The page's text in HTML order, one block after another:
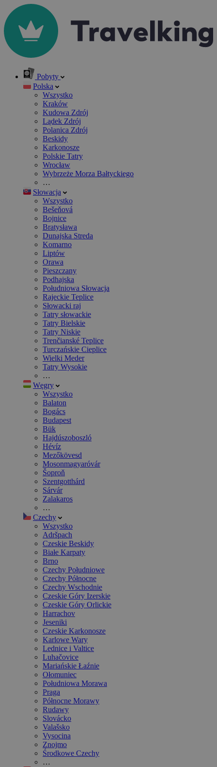
Pobyty
Polska
Wszystko
Kraków
Kudowa Zdrój
Lądek Zdrój
Polanica Zdrój
Beskidy
Karkonosze
Polskie Tatry
Wrocław
Wybrzeże Morza Bałtyckiego
…
Słowacja
Wszystko
Bešeňová
Bojnice
Bratysława
Dunajska Streda
Komarno
Liptów
Orawa
Pieszczany
Podhajska
Południowa Słowacja
Rajeckie Teplice
Słowacki raj
Tatry słowackie
Tatry Bielskie
Tatry Niskie
Trenčianské Teplice
Turczańskie Cieplice
Wielki Meder
Tatry Wysokie
…
Węgry
Wszystko
Balaton
Bogács
Budapest
Bük
Hajdúszoboszló
Hévíz
Mezőkövesd
Mosonmagyaróvár
Šoproň
Szentgotthárd
Sárvár
Zalakaros
…
Czechy
Wszystko
Adršpach
Czeskie Beskidy
Białe Karpaty
Brno
Czechy Południowe
Czechy Północne
Czechy Wschodnie
Czeskie Góry Izerskie
Czeskie Góry Orlickie
Harrachov
Jeseniki
Czeskie Karkonosze
Karlowe Wary
Lednice i Valtice
Luhačovice
Mariańskie Łaźnie
Ołomuniec
Południowa Morawa
Praga
Północne Morawy
Rudawy
Slovácko
Valašsko
Vysocina
Znojmo
Środkowe Czechy
…